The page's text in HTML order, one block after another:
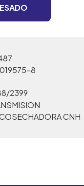
019575-8
2399
CNH